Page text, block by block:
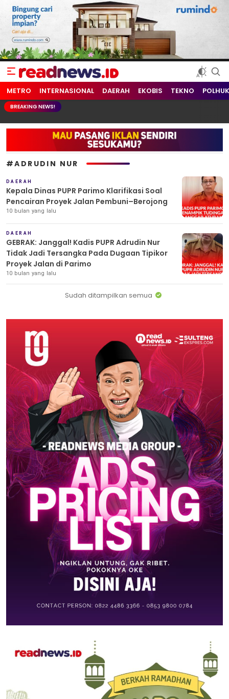
readnews.id
Berita Terkini, Update Terbaru Hari ini dari Indonesia dan Dunia
METRO INTERNASIONAL DAERAH EKOBIS TEKNO
BREAKING NEWS!
#ADRUDIN NUR
DAERAH
Kepala Dinas PUPR Parimo Klarifikasi Soal
Pencairan Proyek Jalan Pembuni–Berojong
10 bulan yang lalu
DAERAH
GEBRAK: Janggal! Kadis PUPR Adrudin Nur
Tidak Jadi Tersangka Pada Dugaan Tipikor
Proyek Jalan di Parimo
10 bulan yang lalu
Sudah ditampilkan semua